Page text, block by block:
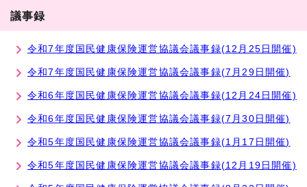
議事録
令和7年度国民健康保険運営協議会議事録(12月25日開催)
令和7年度国民健康保険運営協議会議事録(7月29日開催)
令和6年度国民健康保険運営協議会議事録(12月24日開催)
令和6年度国民健康保険運営協議会議事録(7月30日開催)
令和5年度国民健康保険運営協議会議事録(1月17日開催)
令和5年度国民健康保険運営協議会議事録(12月19日開催)